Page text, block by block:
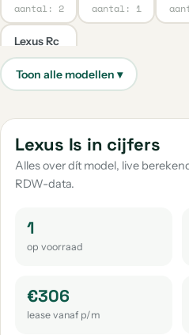
aantal: 2 aantal: 1
Lexus Rc
aantal: 1
Lexus Is in cijfers
Alles over dít model, live
RDW-data.
1
op voorraad
€306
lease vanaf p/m